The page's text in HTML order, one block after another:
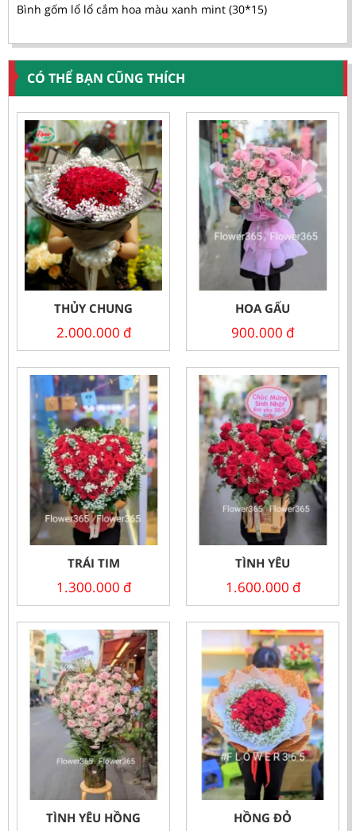
Bình gốm lổ lổ cắm hoa màu xanh mint (30*15)
CÓ THỂ BẠN CŨNG THÍCH
THỦY CHUNG
2.000.000 đ
HOA GẤU
900.000 đ
TRÁI TIM
1.300.000 đ
TÌNH YÊU
1.600.000 đ
TÌNH YÊU HỒNG HỒNG ĐỎ